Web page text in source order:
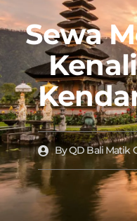
Sewa
ByQD Bali Matik